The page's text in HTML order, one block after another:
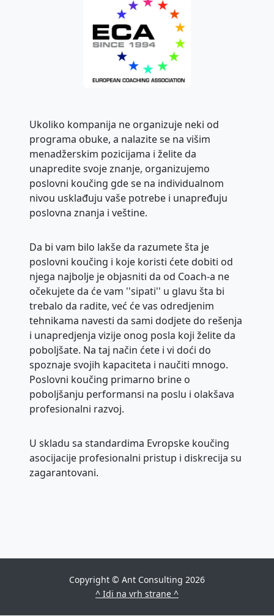
Ukoliko kompanija ne organizuje neki od
programa obuke, a nalazite se na višim
menadžerskim pozicijama i želite da
unapredite svoje znanje, organizujemo
poslovni koučing gde se na individualnom
nivou usklađuju vaše potrebe i unapređuju
poslovna znanja i veštine.
Da bi vam bilo lakše da razumete šta je
poslovni koučing i koje koristi ćete dobiti od
njega najbolje je objasniti da od Coach-a ne
očekujete da će vam ''sipati'' u glavu šta bi
trebalo da radite, već će vas odredjenim
tehnikama navesti da sami dodjete do rešenja
i unapredjenja vizije onog posla koji želite da
poboljšate. Na taj način ćete i vi doći do
spoznaje svojih kapaciteta i naučiti mnogo.
Poslovni koučing primarno brine o
poboljšanju performansi na poslu i olakšava
profesionalni razvoj.
U skladu sa standardima Evropske koučing
asocijacije profesionalni pristup i diskrecija su
zagarantovani.
Copyright © Ant Consulting 2026
^ Idi na vrh strane ^